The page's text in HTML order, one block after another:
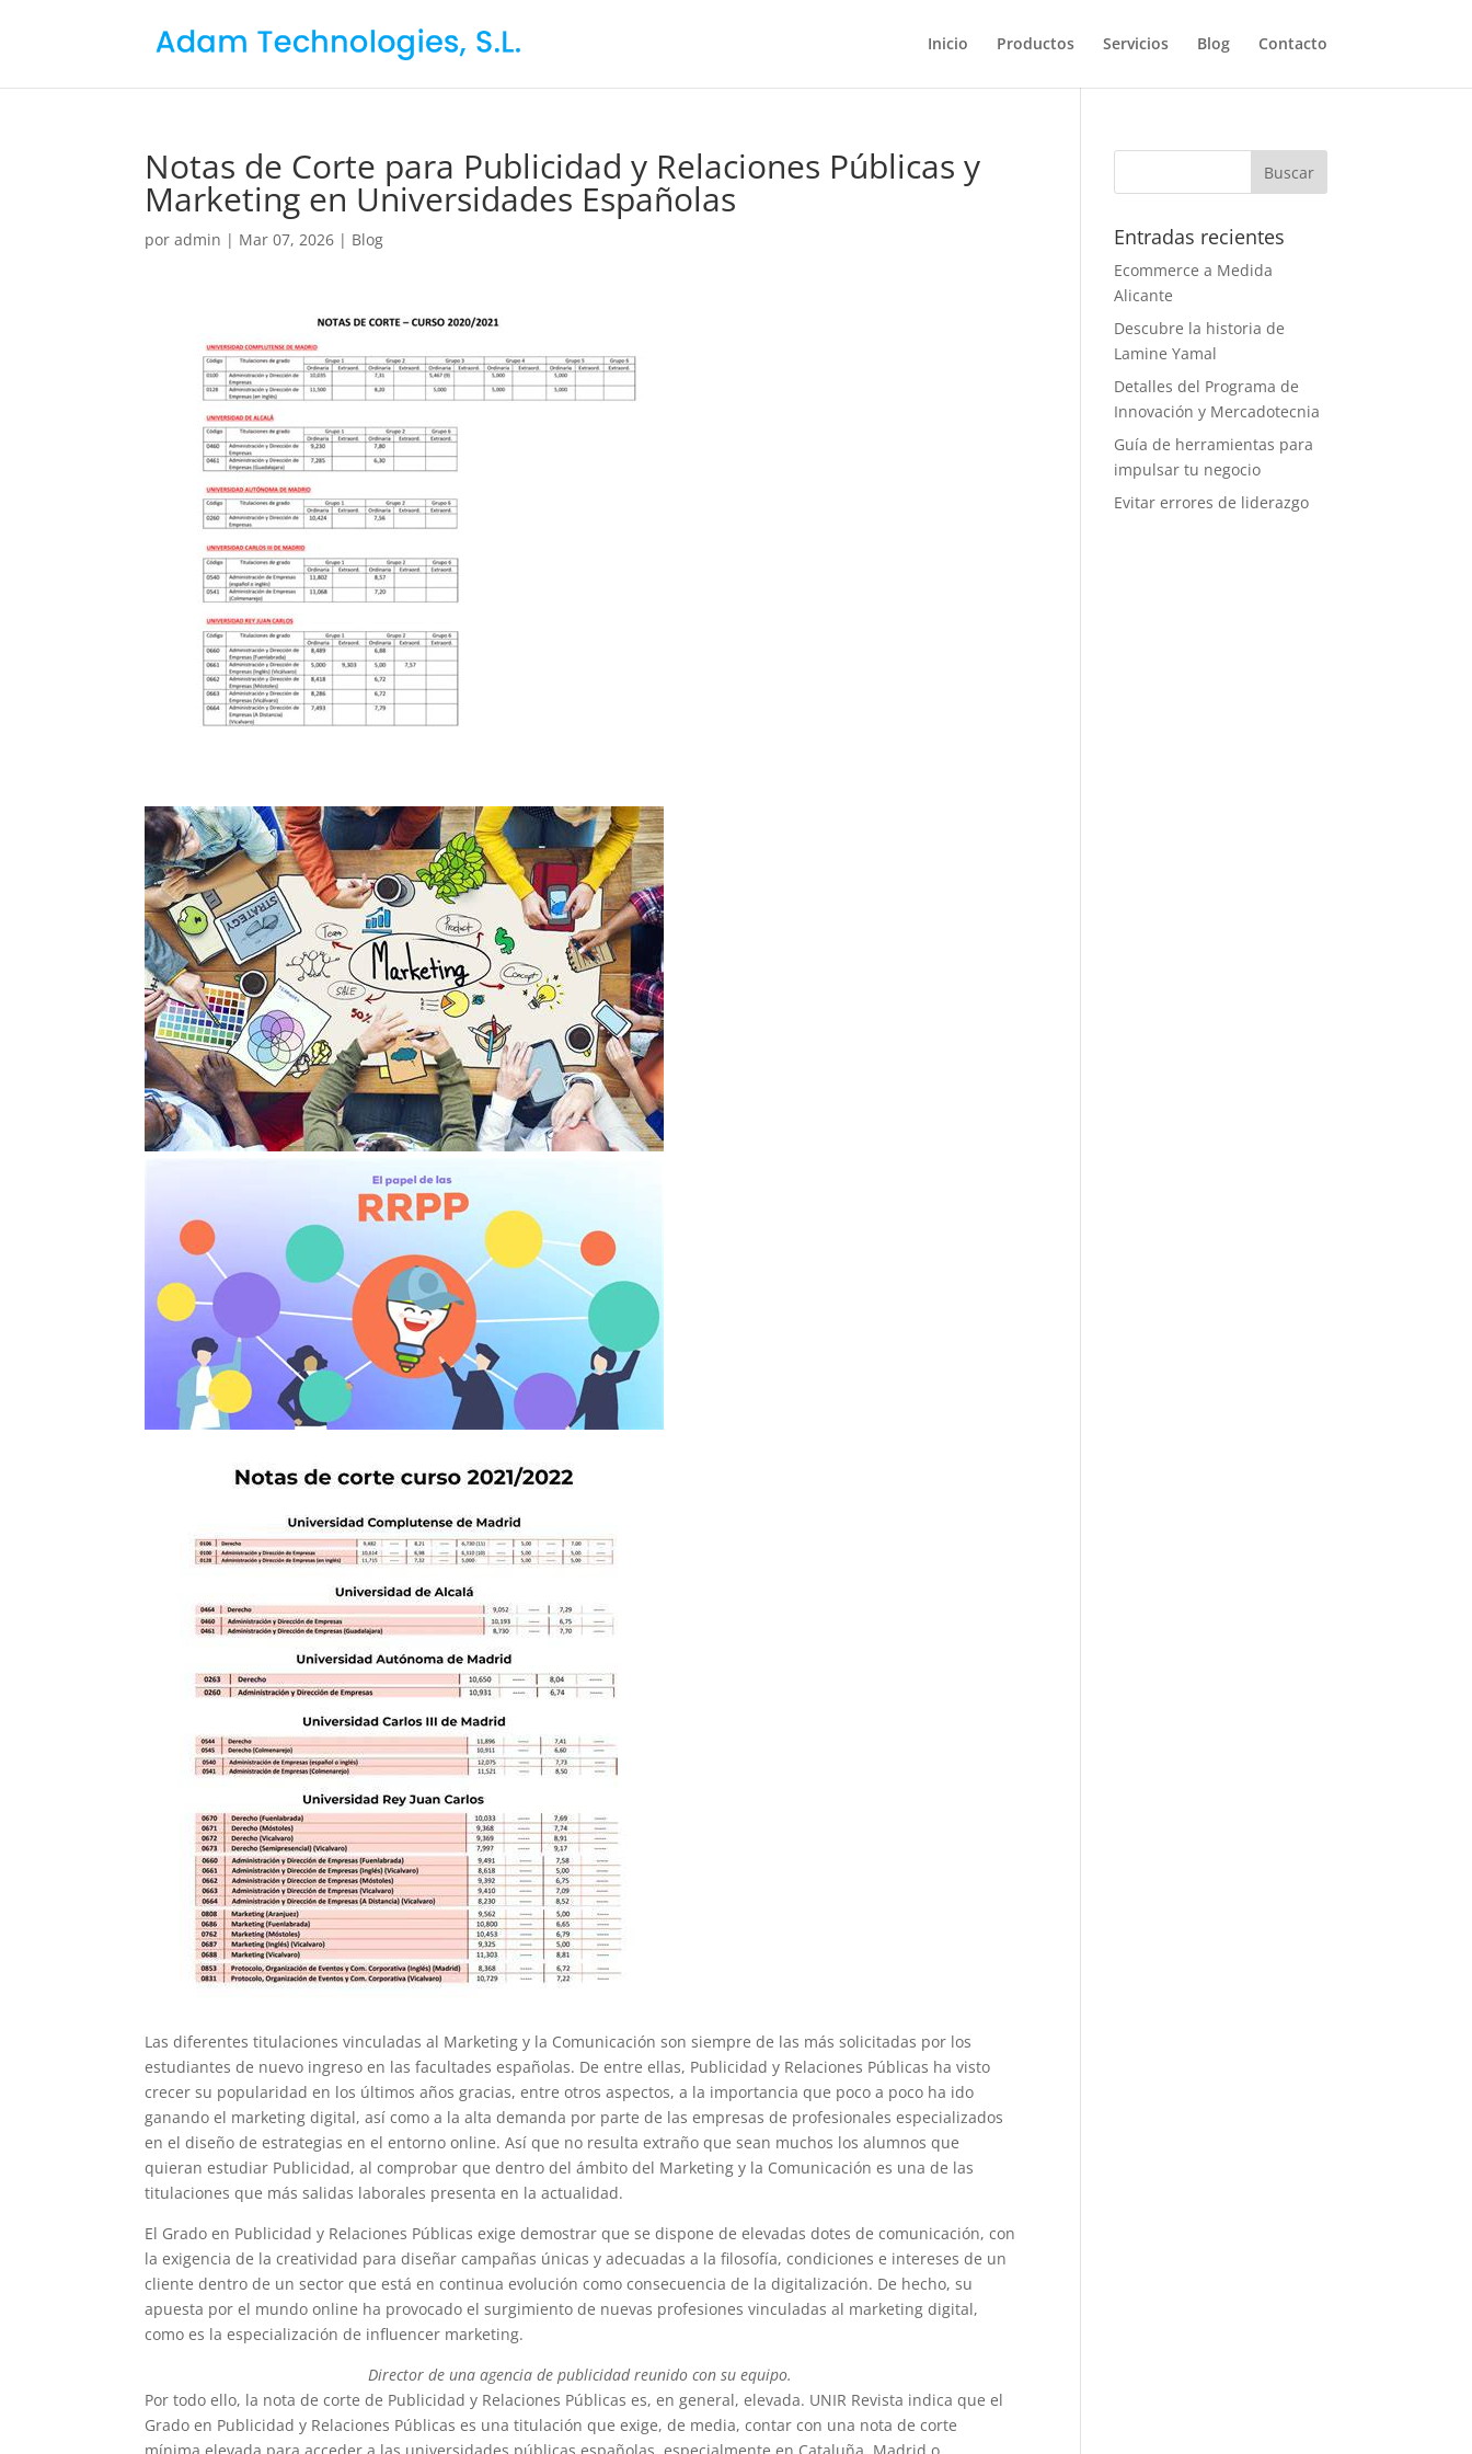
Inicio Productos Servicios Blog Contacto
Notas de Corte para Publicidad y Relaciones Públicas y
Marketing en Universidades Españolas
por admin | Mar 07, 2026 | Blog
Las diferentes titulaciones vinculadas al Marketing y la Comunicación son siempre de las más solicitadas por los
estudiantes de nuevo ingreso en las facultades españolas. De entre ellas, Publicidad y Relaciones Públicas ha visto
crecer su popularidad en los últimos años gracias, entre otros aspectos, a la importancia que poco a poco ha ido
ganando el marketing digital, así como a la alta demanda por parte de las empresas de profesionales especializados
en el diseño de estrategias en el entorno online. Así que no resulta extraño que sean muchos los alumnos que
quieran estudiar Publicidad, al comprobar que dentro del ámbito del Marketing y la Comunicación es una de las
titulaciones que más salidas laborales presenta en la actualidad.
El Grado en Publicidad y Relaciones Públicas exige demostrar que se dispone de elevadas dotes de comunicación, con
la exigencia de la creatividad para diseñar campañas únicas y adecuadas a la filosofía, condiciones e intereses de un
cliente dentro de un sector que está en continua evolución como consecuencia de la digitalización. De hecho, su
apuesta por el mundo online ha provocado el surgimiento de nuevas profesiones vinculadas al marketing digital,
como es la especialización de influencer marketing.
Director de una agencia de publicidad reunido con su equipo.
Por todo ello, la nota de corte de Publicidad y Relaciones Públicas es, en general, elevada. UNIR Revista indica que el
Grado en Publicidad y Relaciones Públicas es una titulación que exige, de media, contar con una nota de corte
Entradas recientes
Ecommerce a Medida
Alicante
Descubre la historia de
Lamine Yamal
Detalles del Programa de
Innovación y Mercadotecnia
Guía de herramientas para
impulsar tu negocio
Evitar errores de liderazgo